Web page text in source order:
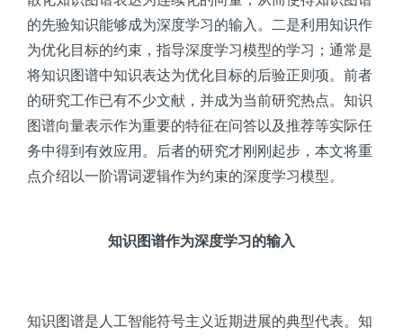
的先验知识能够成为深度学习的输入。二是利用知识作
为优化目标的约束，指导深度学习模型的学习；通常是
将知识图谱中知识表达为优化目标的后验正则项。前者
的研究工作已有不少文献，并成为当前研究热点。知识
图谱向量表示作为重要的特征在问答以及推荐等实际任
务中得到有效应用。后者的研究才刚刚起步，本文将重
点介绍以一阶谓词逻辑作为约束的深度学习模型。
知识图谱作为深度学习的输入
知识图谱是人工智能符号主义近期进展的典型代表。知